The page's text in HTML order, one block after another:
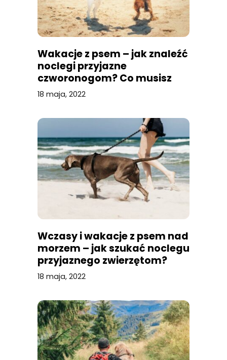
Wakacje z psem – jak znaleźć
noclegi przyjazne
czworonogom? Co musisz
wiedzieć jako właściciel,
planując wczasy z psem
18 maja, 2022
Wczasy i wakacje z psem nad
morzem – jak szukać noclegu
przyjaznego zwierzętom?
Porady dotyczące
podróżowania z pupilem
18 maja, 2022